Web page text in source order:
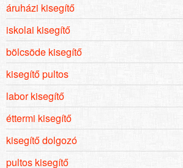
áruházi kisegítő
iskolai kisegítő
bölcsöde kisegítő
kisegítő pultos
labor kisegítő
éttermi kisegítő
kisegítő dolgozó
pultos kisegítő